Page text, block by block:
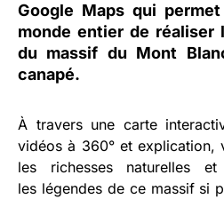
Google Maps qui
monde entier de réaliser
du massif du Mont
canapé.
À travers une carte
vidéos à 360° et explication,
les richesses naturelles
les légendes de ce massif si